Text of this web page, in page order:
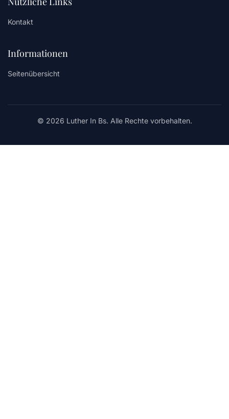
Kontakt
Informationen
Seitenübersicht
© 2026 Luther In Bs. Alle Rechte vorbehalten.